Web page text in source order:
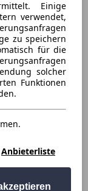
Einige
verwendet,
zu speichern
für die
solcher
Funktionen
Anbieterliste